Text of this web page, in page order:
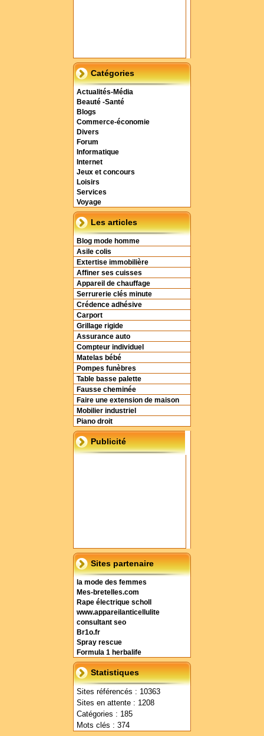
Catégories
Actualités-Média
Beauté -Santé
Blogs
Commerce-économie
Divers
Forum
Informatique
Internet
Jeux et concours
Loisirs
Services
Voyage
Les articles
Blog mode homme
Asile colis
Extertise immobilière
Affiner ses cuisses
Appareil de chauffage
Serrurerie clés minute
Crédence adhésive
Carport
Grillage rigide
Assurance auto
Compteur individuel
Matelas bébé
Pompes funèbres
Table basse palette
Fausse cheminée
Faire une extension de maison
Mobilier industriel
Piano droit
Publicité
Sites partenaire
la mode des femmes
Mes-bretelles.com
Rape électrique scholl
www.appareilanticellulite
consultant seo
Br1o.fr
Spray rescue
Formula 1 herbalife
Statistiques
Sites référencés : 10363
Sites en attente : 1208
Catégories : 185
Mots clés : 374